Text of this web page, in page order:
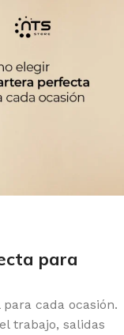
para
cada ocasión.
trabajo, salidas